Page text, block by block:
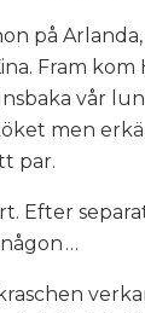
på
Fram kom
vår
men
par.
Efter
…